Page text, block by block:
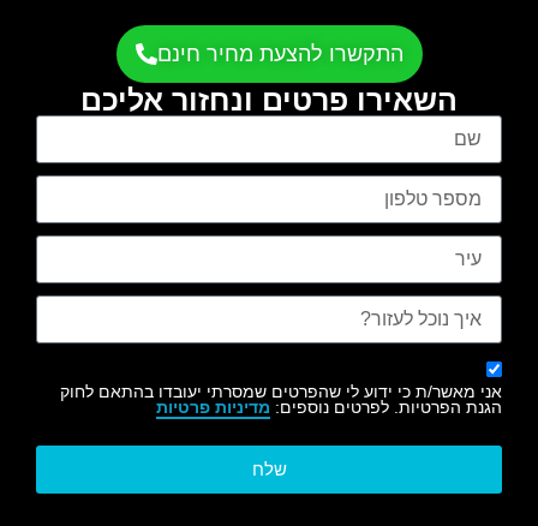
התקשרו להצעת מחיר חינם
השאירו פרטים ונחזור אליכם
אני מאשר/ת כי ידוע לי שהפרטים שמסרתי יעובדו בהתאם לחוק
הגנת הפרטיות. לפרטים נוספים: מדיניות פרטיות
שלח